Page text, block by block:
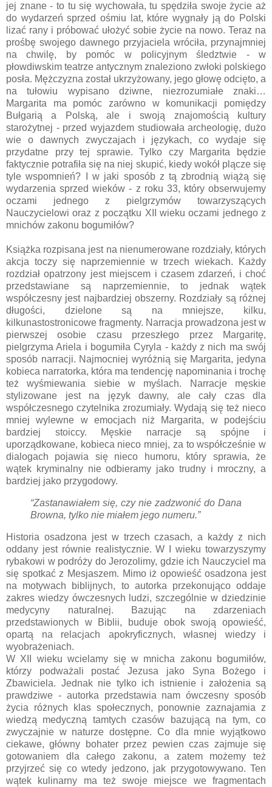
jej znane - to tu się wychowała, tu spędziła swoje życie aż
do wydarzeń sprzed ośmiu lat, które wygnały ją do Polski
lizać rany i próbować ułożyć sobie życie na nowo. Teraz na
prośbę swojego dawnego przyjaciela wróciła, przynajmniej
na chwilę, by pomóc w policyjnym śledztwie - w
płowdiwskim teatrze antycznym znaleziono zwłoki polskiego
posła. Mężczyzna został ukrzyżowany, jego głowę odcięto, a
na tułowiu wypisano dziwne, niezrozumiałe znaki…
Margarita ma pomóc zarówno w komunikacji pomiędzy
Bułgarią a Polską, ale i swoją znajomością kultury
starożytnej - przed wyjazdem studiowała archeologię, dużo
wie o dawnych zwyczajach i językach, co wydaje się
przydatne przy tej sprawie. Tylko czy Margarita będzie
faktycznie potrafiła się na niej skupić, kiedy wokół plącze się
tyle wspomnień? I w jaki sposób z tą zbrodnią wiążą się
wydarzenia sprzed wieków - z roku 33, który obserwujemy
oczami jednego z pielgrzymów towarzyszących
Nauczycielowi oraz z początku XII wieku oczami jednego z
mnichów zakonu bogumiłów?
Książka rozpisana jest na nienumerowane rozdziały, których
akcja toczy się naprzemiennie w trzech wiekach. Każdy
rozdział opatrzony jest miejscem i czasem zdarzeń, i choć
przedstawiane są naprzemiennie, to jednak wątek
współczesny jest najbardziej obszerny. Rozdziały są różnej
długości, dzielone są na mniejsze, kilku,
kilkunastostronicowe fragmenty. Narracja prowadzona jest w
pierwszej osobie czasu przeszłego przez Margaritę,
pielgrzyma Ariela i bogumiła Cyryla - każdy z nich ma swój
sposób narracji. Najmocniej wyróżnią się Margarita, jedyna
kobieca narratorka, która ma tendencję napominania i trochę
też wyśmiewania siebie w myślach. Narracje męskie
stylizowane jest na język dawny, ale cały czas dla
współczesnego czytelnika zrozumiały. Wydają się też nieco
mniej wylewne w emocjach niż Margarita, w podejściu
bardziej stoiccy. Męskie narracje są spójne i
uporządkowane, kobieca nieco mniej, za to współcześnie w
dialogach pojawia się nieco humoru, który sprawia, że
wątek kryminalny nie odbieramy jako trudny i mroczny, a
bardziej jako przygodowy.
“Zastanawiałem się, czy nie zadzwonić do Dana
Browna, tylko nie miałem jego numeru.”
Historia osadzona jest w trzech czasach, a każdy z nich
oddany jest równie realistycznie. W I wieku towarzyszymy
rybakowi w podróży do Jerozolimy, gdzie ich Nauczyciel ma
się spotkać z Mesjaszem. Mimo iż opowieść osadzona jest
na motywach biblijnych, to autorka przekonująco oddaje
zakres wiedzy ówczesnych ludzi, szczególnie w dziedzinie
medycyny naturalnej. Bazując na zdarzeniach
przedstawionych w Biblii, buduje obok swoją opowieść,
opartą na relacjach apokryficznych, własnej wiedzy i
wyobrażeniach.
W XII wieku wcielamy się w mnicha zakonu bogumiłów,
którzy podważali postać Jezusa jako Syna Bożego i
Zbawiciela. Jednak nie tylko ich istnienie i założenia są
prawdziwe - autorka przedstawia nam ówczesny sposób
życia różnych klas społecznych, ponownie zaznajamia z
wiedzą medyczną tamtych czasów bazującą na tym, co
zwyczajnie w naturze dostępne. Co dla mnie wyjątkowo
ciekawe, główny bohater przez pewien czas zajmuje się
gotowaniem dla całego zakonu, a zatem możemy też
przyjrzeć się co wtedy jedzono, jak przygotowywano. Ten
wątek kulinarny ma też swoje miejsce we fragmentach